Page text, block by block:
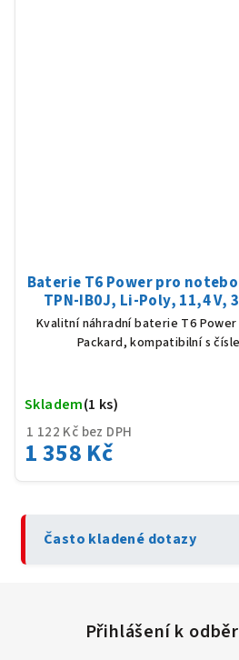
Baterie T6 Power pro
TPN-IB0J, Li-Poly, 11,4 V,
černá
Kvalitní náhradní baterie T6
Packard, kompatibilní s
1 122 Kč bez DPH
1 358 Kč
Skladem(1 ks)
Často kladené dotazy